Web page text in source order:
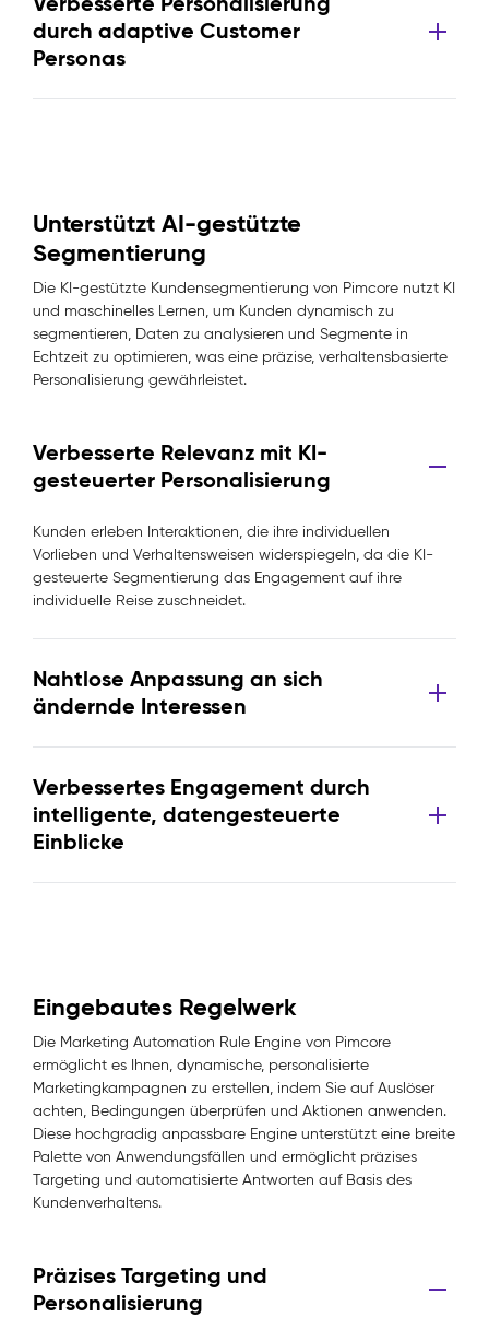
durch adaptive Customer
Personas
Unterstützt AI-gestützte
Segmentierung
Die KI-gestützte Kundensegmentierung von Pimcore nutzt KI
und maschinelles Lernen, um Kunden dynamisch zu
segmentieren, Daten zu analysieren und Segmente in
Echtzeit zu optimieren, was eine präzise, verhaltensbasierte
Personalisierung gewährleistet.
Verbesserte Relevanz mit KI-
gesteuerter Personalisierung
Kunden erleben Interaktionen, die ihre individuellen
Vorlieben und Verhaltensweisen widerspiegeln, da die KI-
gesteuerte Segmentierung das Engagement auf ihre
individuelle Reise zuschneidet.
Nahtlose Anpassung an sich
ändernde Interessen
Verbessertes Engagement durch
intelligente, datengesteuerte
Einblicke
Eingebautes Regelwerk
Die Marketing Automation Rule Engine von Pimcore
ermöglicht es Ihnen, dynamische, personalisierte
Marketingkampagnen zu erstellen, indem Sie auf Auslöser
achten, Bedingungen überprüfen und Aktionen anwenden.
Diese hochgradig anpassbare Engine unterstützt eine breite
Palette von Anwendungsfällen und ermöglicht präzises
Targeting und automatisierte Antworten auf Basis des
Kundenverhaltens.
Präzises Targeting und
Personalisierung